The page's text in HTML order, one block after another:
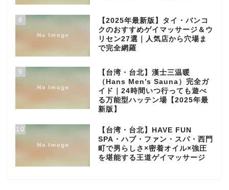
8
【2025年最新版】タイ・バンコ
クのおすすめゲイマッサージ＆ウ
リセン27選｜人気店から穴場ま
で完全網羅
9
【台湾・台北】漢士三温暖
（Hans Men’s Sauna）完全ガ
イド｜24時間いつ行っても遊べ
る万能型ハッテン場【2025年最
新版】
10
【台湾・台北】HAVE FUN
SPA・ハブ・ファン・スパ・西門
町で男らしさ×密着オイル×強圧
を堪能する王道ゲイマッサージ